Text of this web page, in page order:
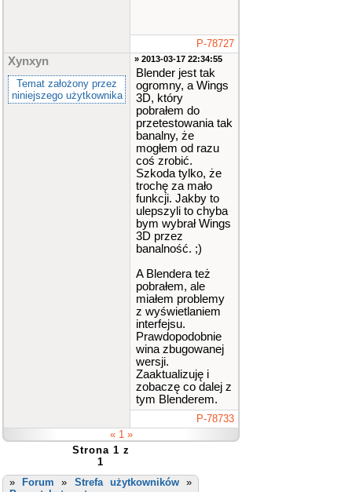
P-78727
Xynxyn
Temat założony przez
niniejszego użytkownika
» 2013-03-17 22:34:55
Blender jest tak
ogromny, a Wings
3D, który
pobrałem do
przetestowania tak
banalny, że
mogłem od razu
coś zrobić.
Szkoda tylko, że
trochę za mało
funkcji. Jakby to
ulepszyli to chyba
bym wybrał Wings
3D przez
banalność. ;)
A Blendera też
pobrałem, ale
miałem problemy
z wyświetlaniem
interfejsu.
Prawdopodobnie
wina zbugowanej
wersji.
Zaaktualizuję i
zobaczę co dalej z
tym Blenderem.
P-78733
« 1 »
Strona 1 z
1
»
Forum » Strefa użytkowników»